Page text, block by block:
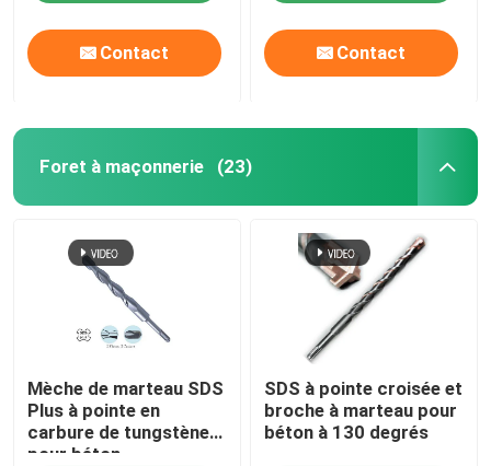
Contact Contact
Foret à maçonnerie (23)
Mèche de marteau SDS
Plus à pointe en
carbure de tungstène
pour béton
SDS à pointe croisée et
broche à marteau pour
béton à 130 degrés